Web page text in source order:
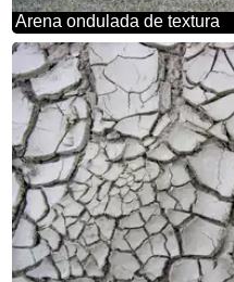
Arena ondulada de textura